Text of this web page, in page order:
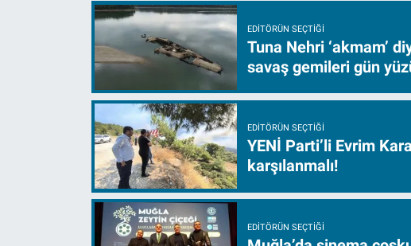
EDITÖRÜN SEÇTIĞI
Tuna Nehri ‘akmam’
savaş gemileri gün
EDITÖRÜN SEÇTIĞI
YENİ Parti’li Evrim
karşılanmalı!
EDITÖRÜN SEÇTIĞI